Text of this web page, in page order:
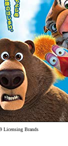
Licensing Brands